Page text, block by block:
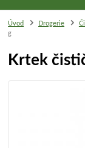
Úvod Drogerie
g
Krtek